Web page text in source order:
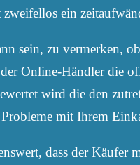
zweifellos ein
sein, zu vermerken,
Online-Händler die
wird die den
mit Ihrem
dass der